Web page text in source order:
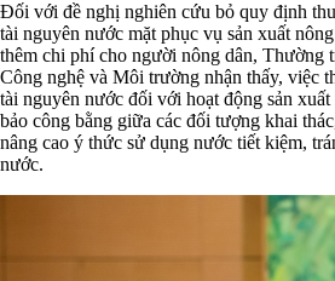
Đối với đề nghị nghiên cứu bỏ quy định
tài nguyên nước mặt phục vụ sản xuất
thêm chi phí cho người nông dân, Thường
Công nghệ và Môi trường nhận thấy, việc
tài nguyên nước đối với hoạt động sản
bảo công bằng giữa các đối tượng khai
nâng cao ý thức sử dụng nước tiết kiệm,
nước.